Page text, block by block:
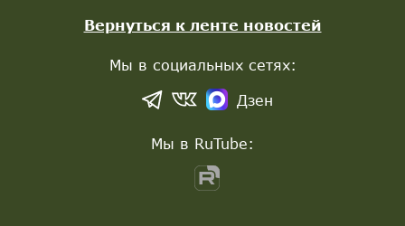
Вернуться к ленте новостей
Мы в социальных сетях:
Дзен
Мы в RuTube: